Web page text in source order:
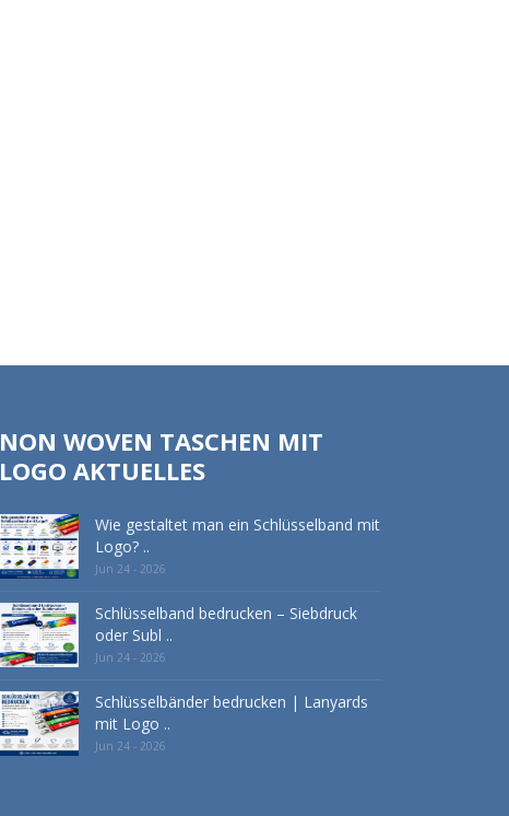
NON WOVEN TASCHEN MIT
LOGO AKTUELLES
Wie gestaltet man ein Schlüsselband mit
Logo? ..
Jun 24 - 2026
Schlüsselband bedrucken – Siebdruck
oder Subl ..
Jun 24 - 2026
Schlüsselbänder bedrucken | Lanyards
mit Logo ..
Jun 24 - 2026